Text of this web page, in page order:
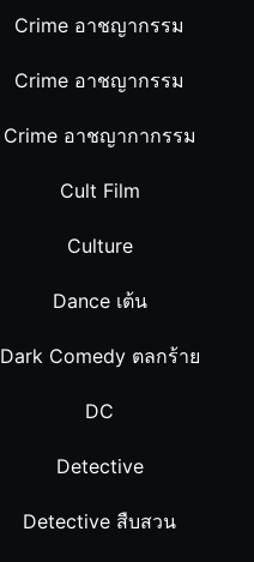
Crime อาชญากรรม
Crime อาชญากรรม
Crime อาชญากากรรม
Cult Film
Culture
Dance เต้น
Dark Comedy ตลกร้าย
DC
Detective
Detective สืบสวน